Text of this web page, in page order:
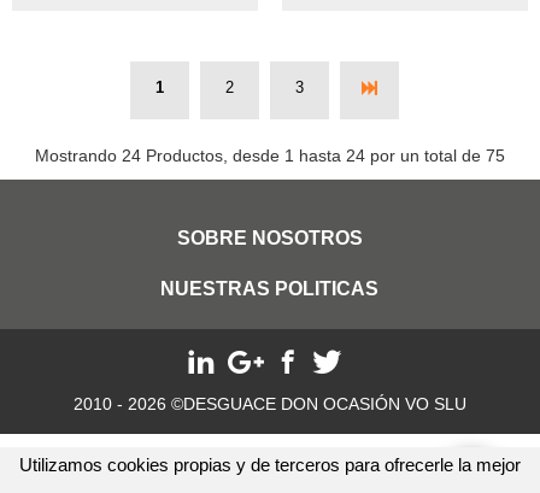
Utilizamos cookies propias y de terceros para ofrecerle la mejor
1 2 3
Mostrando 24 Productos, desde 1 hasta 24 por un total de 75
SOBRE NOSOTROS
NUESTRAS POLITICAS
2010 - 2026 ©DESGUACE DON OCASIÓN VO SLU